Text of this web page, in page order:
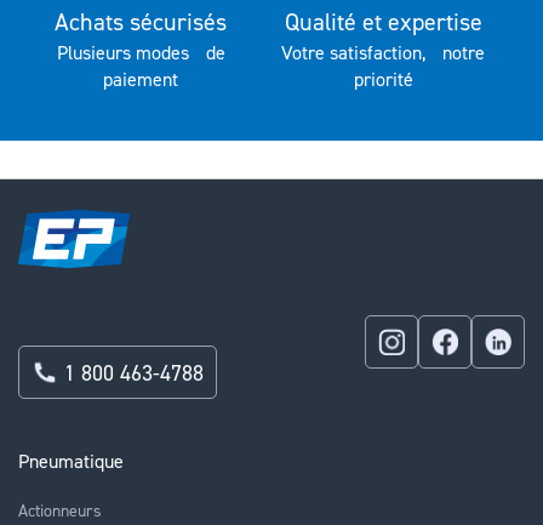
Achats sécurisés
Plusieurs modes de
paiement
Qualité et expertise
Votre satisfaction, notre
priorité
Pneumatique
Actionneurs
1 800 463-4788